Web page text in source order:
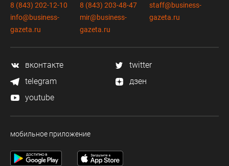
8 (843) 202-12-10
info@business-
gazeta.ru
8 (843) 203-48-47
mir@business-
gazeta.ru
staff@business-
gazeta.ru
вконтакте
twitter
telegram
дзен
youtube
мобильное приложение